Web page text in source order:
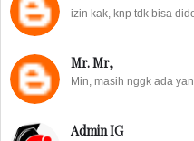
izin kak, knp tdk bisa
Mr. Mr,
Min, masih nggk ada
Admin IG